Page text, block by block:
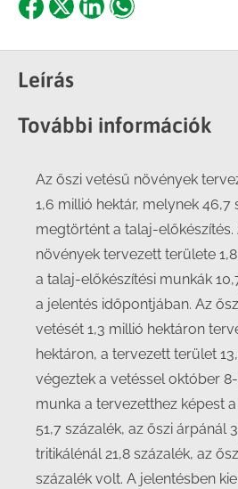
Share
Facebook
Share
X
ShareShare
Leírás
További információk
Az őszi vetésű növények
1,6 millió hektár, melynek 46,7
megtörtént a talaj-előkészítés.
növények tervezett területe
a talaj-előkészítési munkák
a jelentés időpontjában. Az
vetését 1,3 millió hektáron
hektáron, a tervezett terület
végeztek a vetéssel október
munka a tervezetthez képest
51,7 százalék, az őszi árpánál
tritikálénál 21,8 százalék, az
százalék volt. A jelentésben